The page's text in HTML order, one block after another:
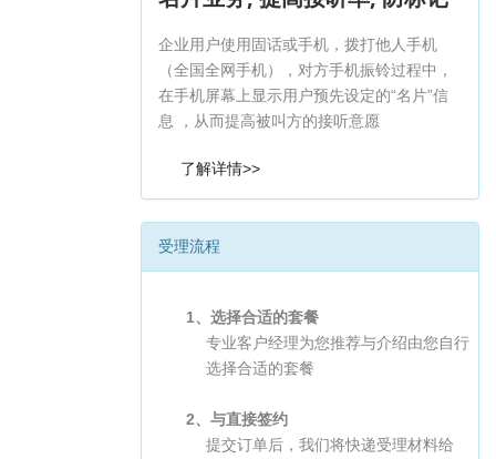
企业用户使用固话或手机，拨打他人手机
（全国全网手机），对方手机振铃过程中，
在手机屏幕上显示用户预先设定的“名片”信
息 ，从而提高被叫方的接听意愿
了解详情>>
受理流程
1、选择合适的套餐
专业客户经理为您推荐与介绍由您自行
选择合适的套餐
2、与直接签约
提交订单后，我们将快递受理材料给